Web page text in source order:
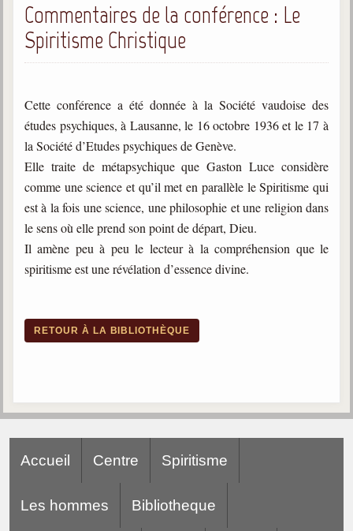
Commentaires de la conférence : Le
Spiritisme Christique
Cette conférence a été donnée à la Société vaudoise des
études psychiques, à Lausanne, le 16 octobre 1936 et le 17 à
la Société d’Etudes psychiques de Genève.
Elle traite de métapsychique que Gaston Luce considère
comme une science et qu’il met en parallèle le Spiritisme qui
est à la fois une science, une philosophie et une religion dans
le sens où elle prend son point de départ, Dieu.
Il amène peu à peu le lecteur à la compréhension que le
spiritisme est une révélation d’essence divine.
RETOUR À LA BIBLIOTHÈQUE
Accueil Centre Spiritisme
Les hommes Bibliotheque